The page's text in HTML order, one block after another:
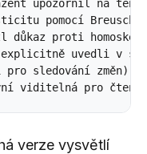
upozornil na
pomocí Breusch-
důkaz proti
explicitně uvedli v
pro sledování změn),
verze vysvětlí